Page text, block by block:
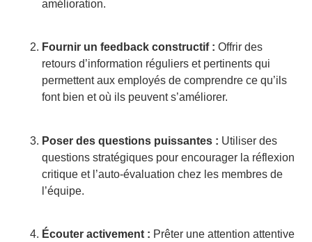
amélioration.
Fournir un feedback constructif : Offrir des
retours d’information réguliers et pertinents qui
permettent aux employés de comprendre ce qu’ils
font bien et où ils peuvent s’améliorer.
Poser des questions puissantes : Utiliser des
questions stratégiques pour encourager la réflexion
critique et l’auto-évaluation chez les membres de
l’équipe.
Écouter activement : Prêter une attention attentive